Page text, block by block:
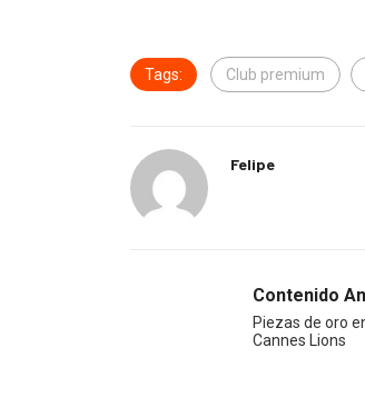
Tags: Club premium
Felipe
Contenido
Piezas de oro
Cannes Lions